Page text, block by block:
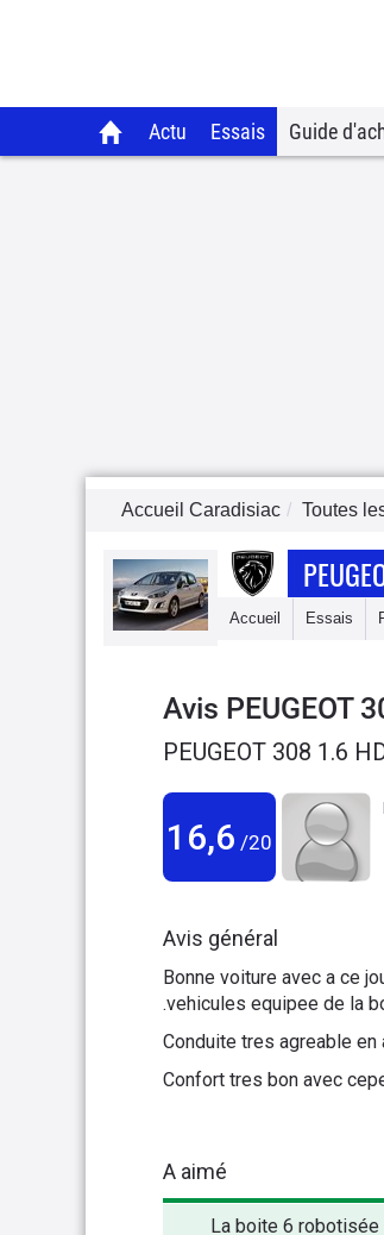
Actu Essais Guide
Accueil Caradisiac Toutes
Accueil Essais
Avis PEUGEOT
PEUGEOT 308 1.6
16,6 /20
Avis général
Bonne voiture avec a ce
.vehicules equipee de la
Conduite tres agreable
Confort tres bon avec
A aimé
La boite 6 robotisée